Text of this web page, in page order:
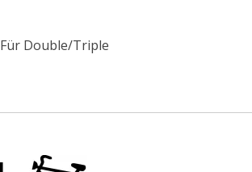
Für Double/Triple